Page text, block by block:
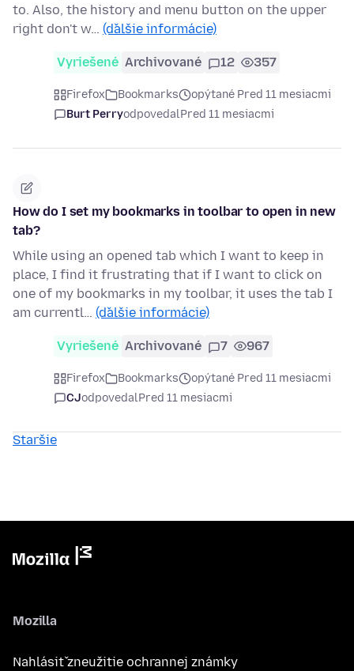
to. Also, the history and menu button on the upper
right don't w… (ďalšie informácie)
Vyriešené Archivované 12 357
Firefox Bookmarks
opýtané Pred 11 mesiacmi
Burt PerryodpovedalPred 11 mesiacmi
How do I set my bookmarks in toolbar to open in new
tab?
While using an opened tab which I want to keep in
place, I find it frustrating that if I want to click on
one of my bookmarks in my toolbar, it uses the tab I
am currentl… (ďalšie informácie)
Vyriešené Archivované 7 967
Firefox Bookmarks
opýtané Pred 11 mesiacmi
CJodpovedalPred 11 mesiacmi
Staršie
Mozilla
Nahlásiť zneužitie ochrannej známky